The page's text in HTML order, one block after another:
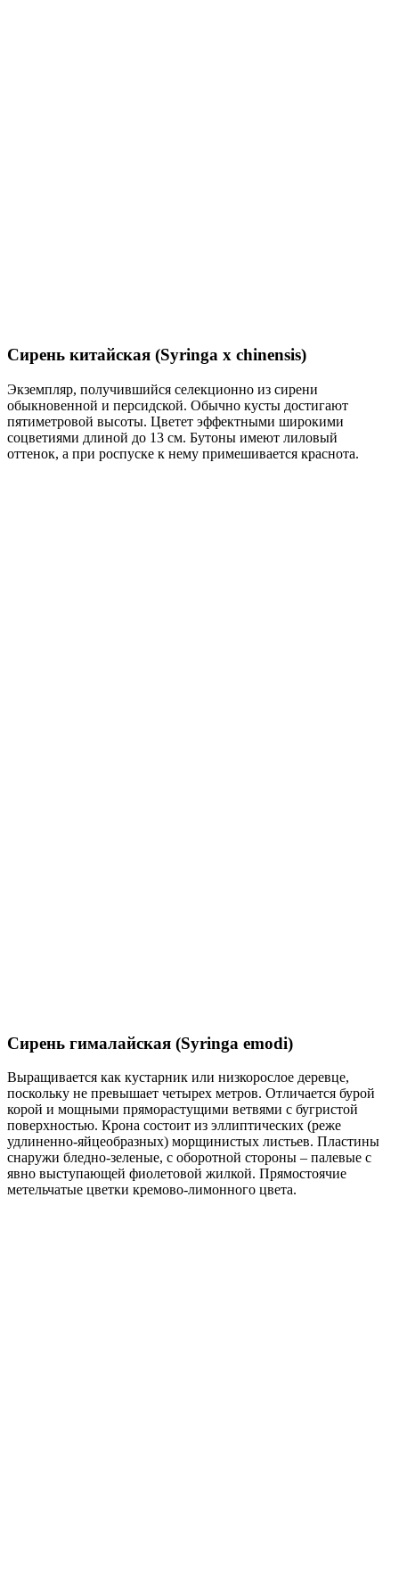
Сирень китайская (Syringa x chinensis)
Экземпляр, получившийся селекционно из сирени
обыкновенной и персидской. Обычно кусты достигают
пятиметровой высоты. Цветет эффектными широкими
соцветиями длиной до 13 см. Бутоны имеют лиловый
оттенок, а при роспуске к нему примешивается краснота.
Сирень гималайская (Syringa emodi)
Выращивается как кустарник или низкорослое деревце,
поскольку не превышает четырех метров. Отличается бурой
корой и мощными пряморастущими ветвями с бугристой
поверхностью. Крона состоит из эллиптических (реже
удлиненно-яйцеобразных) морщинистых листьев. Пластины
снаружи бледно-зеленые, с оборотной стороны – палевые с
явно выступающей фиолетовой жилкой. Прямостоячие
метельчатые цветки кремово-лимонного цвета.